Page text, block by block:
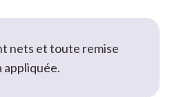
nets et toute remise
appliquée.